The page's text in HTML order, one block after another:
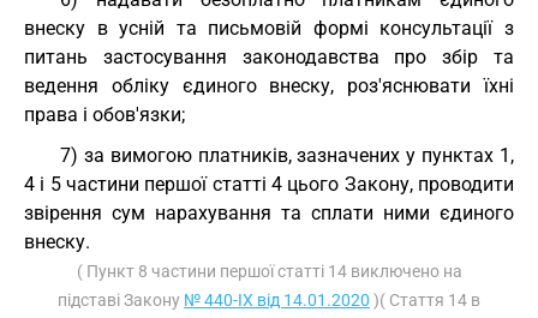
внеску в усній та письмовій формі консультації з
питань застосування законодавства про збір та
ведення обліку єдиного внеску, роз'яснювати їхні
права і обов'язки;
7) за вимогою платників, зазначених у пунктах 1,
4 і 5 частини першої статті 4 цього Закону, проводити
звірення сум нарахування та сплати ними єдиного
внеску.
( Пункт 8 частини першої статті 14 виключено на
підставі Закону № 440-IX від 14.01.2020 )( Стаття 14 в